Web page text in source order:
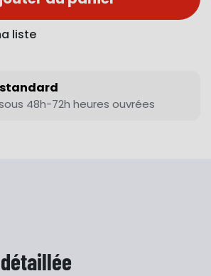
liste
48h-72h heures ouvrées